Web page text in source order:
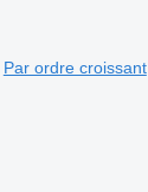
Par ordre croissant